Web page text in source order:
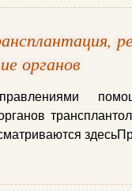
органов